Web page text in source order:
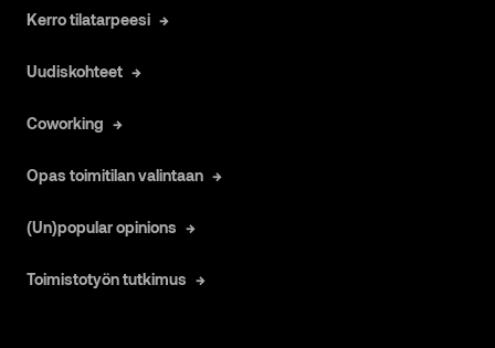
Kerro tilatarpeesi
Uudiskohteet
Coworking
Opas toimitilan valintaan
(Un)popular opinions
Toimistotyön tutkimus